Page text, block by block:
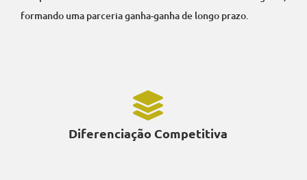
formando uma parceria ganha-ganha de longo prazo.
Diferenciação Competitiva